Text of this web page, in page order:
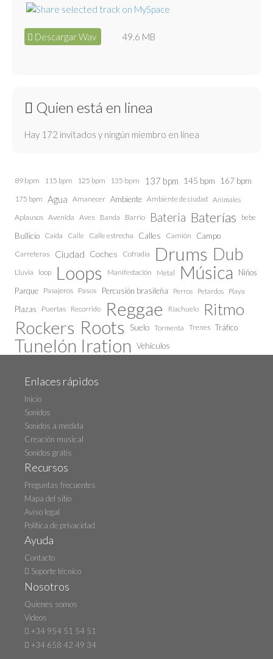
Descargar Wav 49.6 MB
Quien está en linea
Hay 172 invitados y ningún miembro en línea
89 bpm 115 bpm 125 bpm 135 bpm 137 bpm 145 bpm 167 bpm
175 bpm Agua Amanecer Ambiente Ambiente de ciudad Animales
Aplausos Avenida Aves Banda Barrio Bateria Baterías bebe
Bullicio Caida Calle Calle estrecha Calles Camión Campo
Carreteras Ciudad Coches Cofradía Drums Dub
Lluvia loop Loops Manifestación Metal Música
Niños
Parque Pasajeros Pasos Percusión brasileña Perros Petardos Playa
Plazas Puertas Recorrido Reggae Riachuelo Ritmo
Rockers Roots Suelo Tormenta Trenes Tráfico
Tunelón Iration Vehículos
Enlaces rápidos
Inicio
Sonidos
Sonidos a medida
Creación musical
Sonidos gratis
Recursos
Preguntas frecuentes
Mapa del sitio
Aviso legal
Política de privacidad
Ayuda
Contacto
Soporte técnico
Nosotros
Quienes somos
Videos
+34 954 51 54 51
+34 658 42 49 34